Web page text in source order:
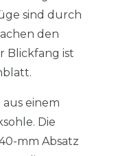
sind durch
den
Blickfang ist
einem
Die
mm Absatz